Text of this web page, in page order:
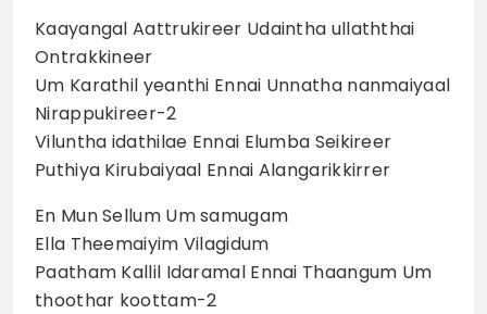
Kaayangal Aattrukireer Udaintha ullaththai
Ontrakkineer
Um Karathil yeanthi Ennai Unnatha nanmaiyaal
Nirappukireer-2
Viluntha idathilae Ennai Elumba Seikireer
Puthiya Kirubaiyaal Ennai Alangarikkirrer
En Mun Sellum Um samugam
Ella Theemaiyim Vilagidum
Paatham Kallil Idaramal Ennai Thaangum Um
thoothar koottam-2